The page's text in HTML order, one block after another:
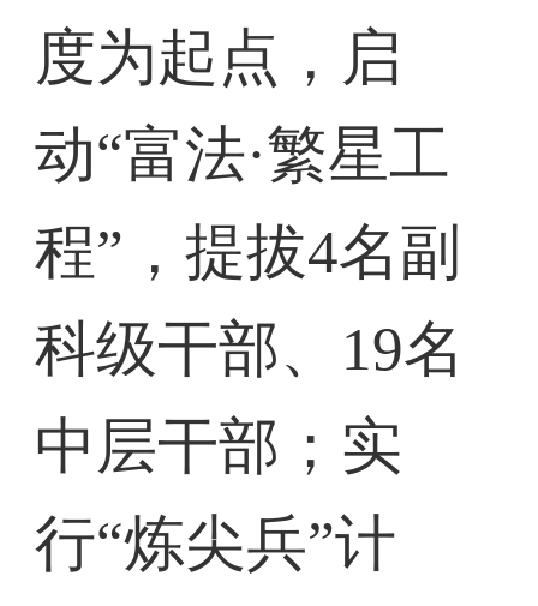
度为起点，启
动“富法·繁星工
程”，提拔4名副
科级干部、19名
中层干部；实
行“炼尖兵”计